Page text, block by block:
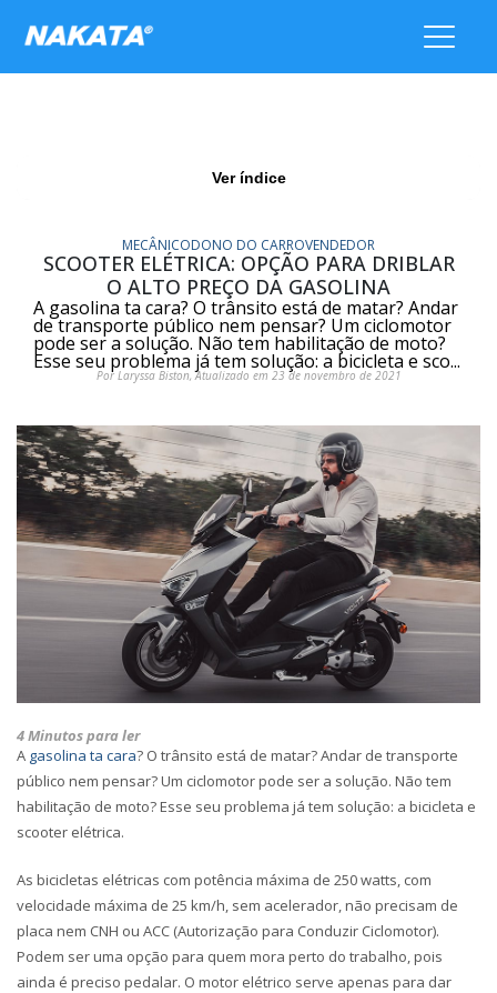
Ver índice
MECÂNICODONO DO CARROVENDEDOR
SCOOTER ELÉTRICA: OPÇÃO PARA DRIBLAR
O ALTO PREÇO DA GASOLINA
A gasolina ta cara? O trânsito está de matar? Andar
de transporte público nem pensar? Um ciclomotor
pode ser a solução. Não tem habilitação de moto?
Esse seu problema já tem solução: a bicicleta e sco...
Por Laryssa Biston, Atualizado em 23 de novembro de 2021
4 Minutos para ler
A gasolina ta cara? O trânsito está de matar? Andar de transporte
público nem pensar? Um ciclomotor pode ser a solução. Não tem
habilitação de moto? Esse seu problema já tem solução: a bicicleta e
scooter elétrica.
As bicicletas elétricas com potência máxima de 250 watts, com
velocidade máxima de 25 km/h, sem acelerador, não precisam de
placa nem CNH ou ACC (Autorização para Conduzir Ciclomotor).
Podem ser uma opção para quem mora perto do trabalho, pois
ainda é preciso pedalar. O motor elétrico serve apenas para dar